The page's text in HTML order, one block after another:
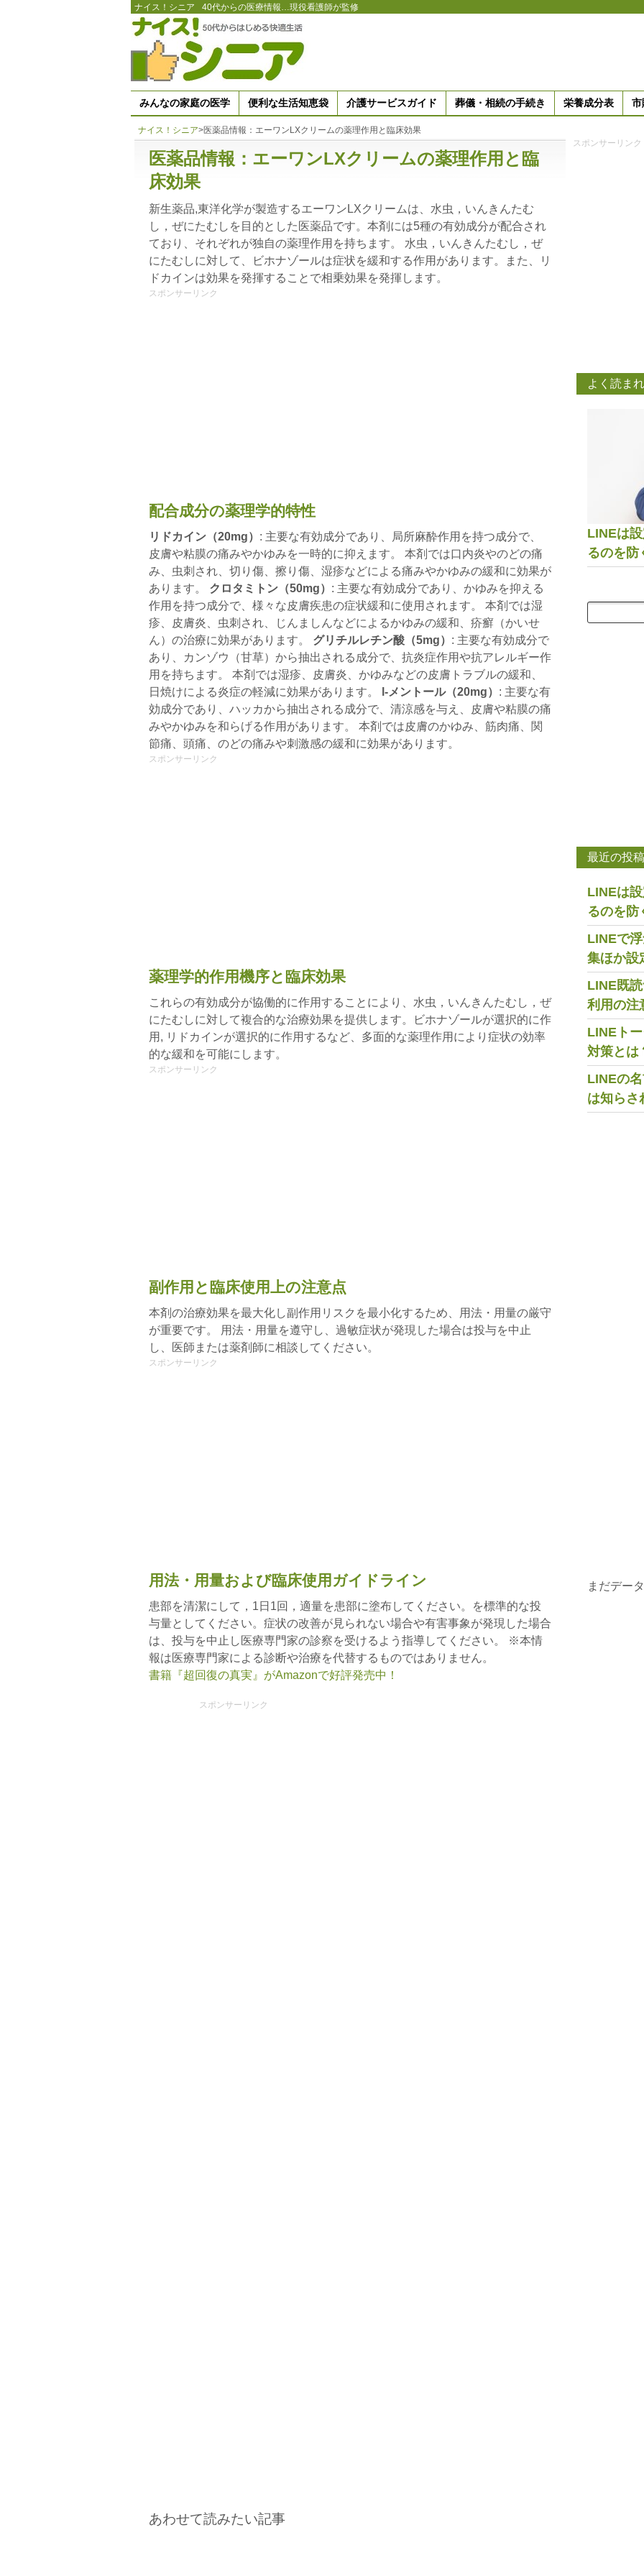
ナイス！シニア 40代からの医療情報…現役看護師が監修
みんなの家庭の医学 便利な生活知恵袋 介護サービスガイド 葬儀・相続の手続き 栄養成分表 市
ナイス！シニア>医薬品情報：エーワンLXクリームの薬理作用と臨床効果
医薬品情報：エーワンLXクリームの薬理作用と臨
床効果
新生薬品,東洋化学が製造するエーワンLXクリームは、水虫，いんきんたむ
し，ぜにたむしを目的とした医薬品です。本剤には5種の有効成分が配合され
ており、それぞれが独自の薬理作用を持ちます。 水虫，いんきんたむし，ぜ
にたむしに対して、ビホナゾールは症状を緩和する作用があります。また、リ
ドカインは効果を発揮することで相乗効果を発揮します。
スポンサーリンク
配合成分の薬理学的特性
リドカイン（20mg） : 主要な有効成分であり、局所麻酔作用を持つ成分で、
皮膚や粘膜の痛みやかゆみを一時的に抑えます。 本剤では口内炎やのどの痛
み、虫刺され、切り傷、擦り傷、湿疹などによる痛みやかゆみの緩和に効果が
あります。 クロタミトン（50mg） : 主要な有効成分であり、かゆみを抑える
作用を持つ成分で、様々な皮膚疾患の症状緩和に使用されます。 本剤では湿
疹、皮膚炎、虫刺され、じんましんなどによるかゆみの緩和、疥癬（かいせ
ん）の治療に効果があります。 グリチルレチン酸（5mg） : 主要な有効成分で
あり、カンゾウ（甘草）から抽出される成分で、抗炎症作用や抗アレルギー作
用を持ちます。 本剤では湿疹、皮膚炎、かゆみなどの皮膚トラブルの緩和、
日焼けによる炎症の軽減に効果があります。
l-メントール（20mg） : 主要な有
効成分であり、ハッカから抽出される成分で、清涼感を与え、皮膚や粘膜の痛
みやかゆみを和らげる作用があります。 本剤では皮膚のかゆみ、筋肉痛、関
節痛、頭痛、のどの痛みや刺激感の緩和に効果があります。
スポンサーリンク
薬理学的作用機序と臨床効果
これらの有効成分が協働的に作用することにより、水虫，いんきんたむし，ぜ
にたむしに対して複合的な治療効果を提供します。ビホナゾールが選択的に作
用, リドカインが選択的に作用するなど、多面的な薬理作用により症状の効率
的な緩和を可能にします。
スポンサーリンク
副作用と臨床使用上の注意点
本剤の治療効果を最大化し副作用リスクを最小化するため、用法・用量の厳守
が重要です。 用法・用量を遵守し、過敏症状が発現した場合は投与を中止
し、医師または薬剤師に相談してください。
スポンサーリンク
用法・用量および臨床使用ガイドライン
患部を清潔にして，1日1回，適量を患部に塗布してください。を標準的な投
与量としてください。症状の改善が見られない場合や有害事象が発現した場合
は、投与を中止し医療専門家の診察を受けるよう指導してください。 ※本情
報は医療専門家による診断や治療を代替するものではありません。
書籍『超回復の真実』がAmazonで好評発売中！
スポンサーリンク
あわせて読みたい記事
スポンサーリンク
よく読ま
LINEは
るのを防
最近の投稿
LINEは
るのを防
LINEで
集ほか設
LINE既
利用の注
LINEト
対策とは
LINEの
は知らさ
まだデー